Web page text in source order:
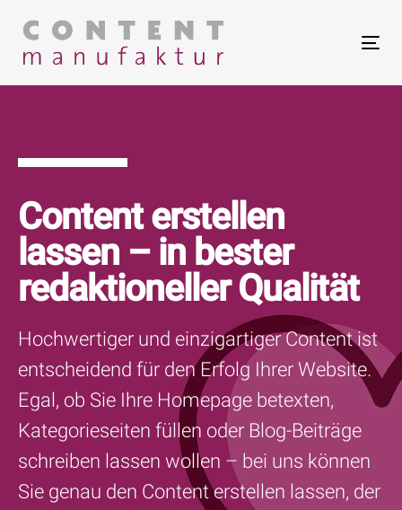
Links
überspringen
Zur
primären
Navigation
springen
Content erstellen
lassen – in bester
redaktioneller Qualität
Hochwertiger und einzigartiger Content ist
entscheidend für den Erfolg Ihrer Website.
Egal, ob Sie Ihre Homepage betexten,
Kategorieseiten füllen oder Blog-Beiträge
schreiben lassen wollen – bei uns können
Sie genau den Content erstellen lassen, der